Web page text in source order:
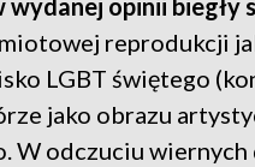
wydanej opinii biegły
reprodukcji
LGBT świętego
jako obrazu
W odczuciu